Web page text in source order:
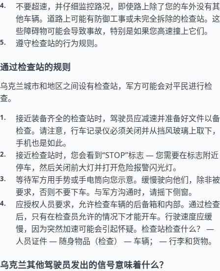
不要超速，并仔细监控路况，即使路上除了您的车外没有其
他车辆。道路上可能有防御工事或未完全拆除的检查站。这
些障碍物可能会导致事故，特别是如果您高速撞上它们。
遵守检查站的行为规则。
通过检查站的规则
乌克兰城市和地区之间设有检查站，军方可能会对平民进行检
查。
接近装备齐全的检查站时，驾驶员应减速并准备好文件以备
检查。请注意，行车记录仪必须关闭并从挡风玻璃上取下，
手机也是如此。
接近检查站时，您会看到“STOP”标志 — 您需要在标志附近
停车，然后关闭前大灯并打开危险报警闪光灯。
等待军方用手势或手电筒向您示意。缓慢驶向他们，除非被
要求，否则不要下车。与军方沟通时，请摇下侧窗。
应授权人员要求，允许检查车辆的后备箱和内部。通过检查
后，只有在检查员允许的情况下才能开车。行驶速度应缓
慢，因为突然加速可能会引起怀疑。检查站检查什么？ —
人员证件 — 随身物品（检查） — 车辆； — 行李和货物。
乌克兰其他驾驶员发出的信号意味着什么？